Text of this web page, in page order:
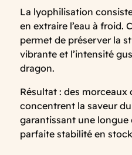
La lyophilisation
en extraire l’eau à froid.
permet de préserver la
vibrante et l’intensité
dragon.
Résultat : des morceaux
concentrent la saveur
garantissant une
parfaite stabilité en